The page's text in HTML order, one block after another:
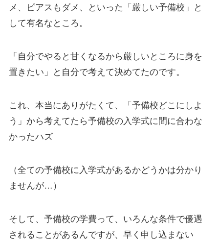
メ、ピアスもダメ、といった「厳しい予備校」と
して有名なところ。
「自分でやると甘くなるから厳しいところに身を
置きたい」と自分で考えて決めてたのです。
これ、本当にありがたくて、「予備校どこにしよ
う」から考えてたら予備校の入学式に間に合わな
かったハズ
（全ての予備校に入学式があるかどうかは分かり
ませんが…）
そして、予備校の学費って、いろんな条件で優遇
されることがあるんですが、早く申し込まない